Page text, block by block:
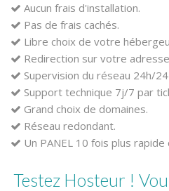
Aucun frais d'installation.
Pas de frais cachés.
Libre choix de votre
Redirection sur votre
Supervision du réseau 24h/
Support technique 7j/7 par
Grand choix de domaines.
Réseau redondant.
Un PANEL 10 fois plus
Testez Hosteur !